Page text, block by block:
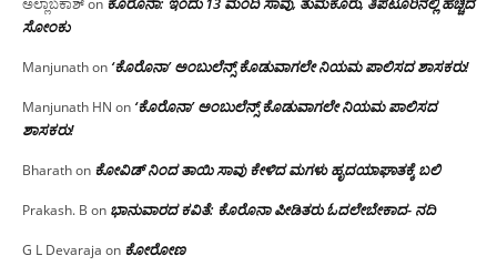
ಅಲ್ಲಾಬಕಾಶ್on
ಸೋಂಕು
Manjunathon ‘ಕೊರೊನಾ’ ಅಂಬುಲೆನ್ಸ್ ಕೊಡುವಾಗಲೇ ನಿಯಮ ಪಾಲಿಸದ ಶಾಸಕರು!
Manjunath HN on ‘ಕೊರೊನಾ’ ಅಂಬುಲೆನ್ಸ್ ಕೊಡುವಾಗಲೇ ನಿಯಮ ಪಾಲಿಸದ
ಶಾಸಕರು!
Bharathon ಕೋವಿಡ್ ನಿಂದ ತಾಯಿ ಸಾವು ಕೇಳಿದ ಮಗಳು ಹೃದಯಾಘಾತಕ್ಕೆ ಬಲಿ
Prakash. B on ಭಾನುವಾರದ ಕವಿತೆ: ಕೊರೊನಾ ಪೀಡಿತರು ಓದಲೇಬೇಕಾದ- ನದಿ
G L Devaraja on ಕೋರೋಣ